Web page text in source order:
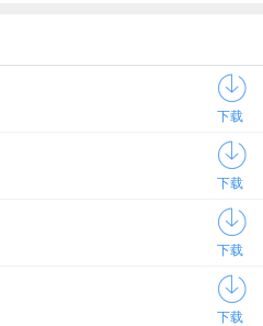
下载
下载
下载
下载